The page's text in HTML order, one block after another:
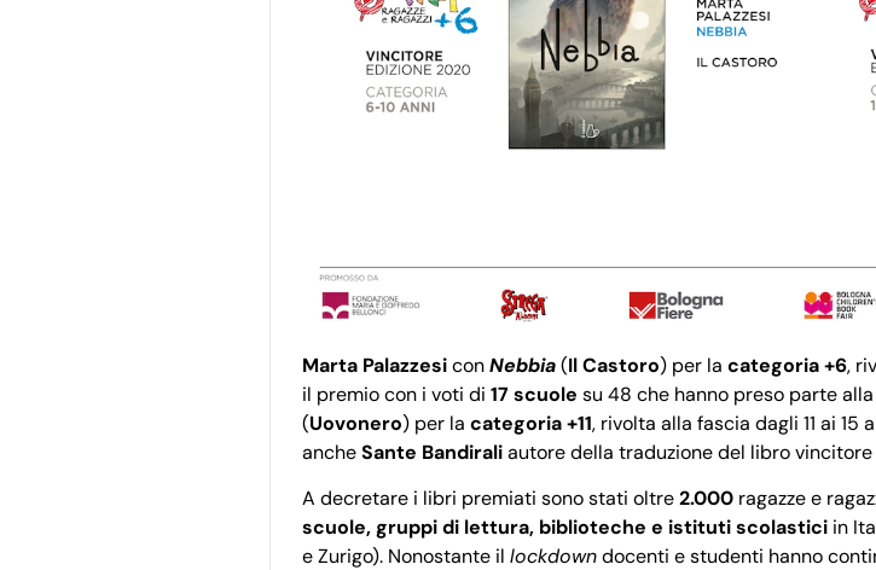
Marta PalazzesiconNebbia(Il Castoro) per la categoria +6,
il premio con i voti di 17 scuole su 48 che hanno preso parte
(Uovonero) per la categoria +11, rivolta alla fascia dagli 11 ai 15
ancheSante Bandiraliautore della traduzione del libro vincitore
A decretare i libri premiati sono stati oltre2.000ragazze e
scuole, gruppi di lettura, biblioteche e istituti scolasticiin
e Zurigo). Nonostante il lockdowndocenti e studenti hanno